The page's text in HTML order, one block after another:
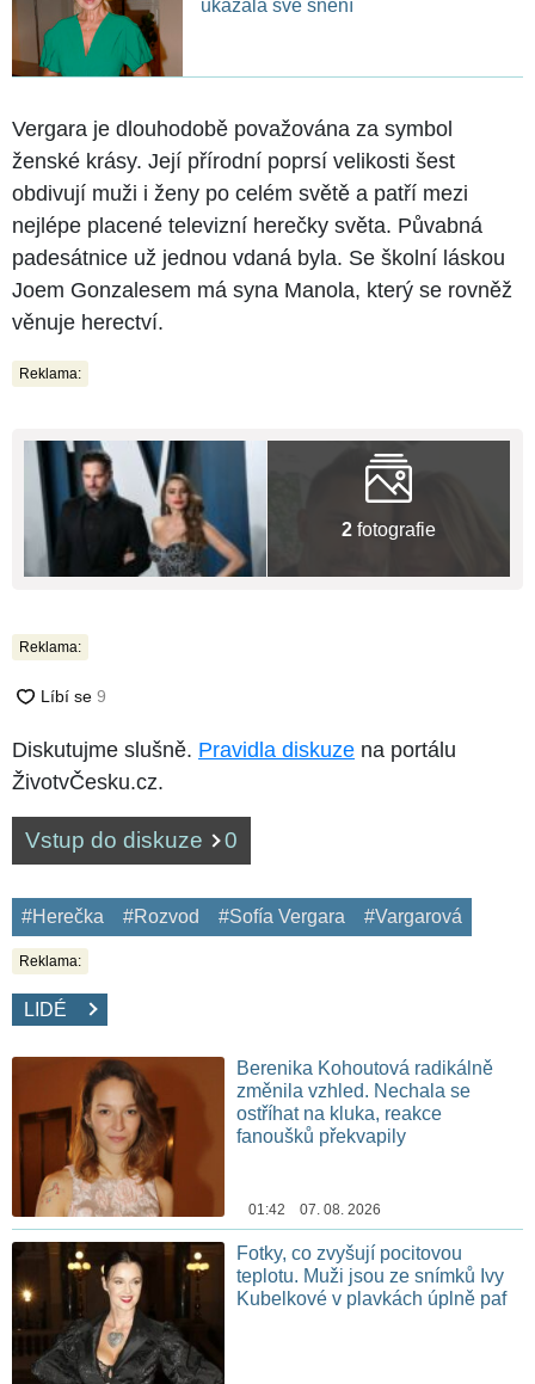
ukázala své snění
Vergara je dlouhodobě považována za symbol
ženské krásy. Její přírodní poprsí velikosti šest
obdivují muži i ženy po celém světě a patří mezi
nejlépe placené televizní herečky světa. Půvabná
padesátnice už jednou vdaná byla. Se školní láskou
Joem Gonzalesem má syna Manola, který se rovněž
věnuje herectví.
Reklama:
2 fotografie
Reklama:
Diskutujme slušně. Pravidla diskuze na portálu
ŽivotvČesku.cz.
Vstup do diskuze 0
#Herečka #Rozvod #Sofía Vergara #Vargarová
Reklama:
LIDÉ
Berenika Kohoutová radikálně
změnila vzhled. Nechala se
ostříhat na kluka, reakce
fanoušků překvapily
01:42 07. 08. 2026
Fotky, co zvyšují pocitovou
teplotu. Muži jsou ze snímků Ivy
Kubelkové v plavkách úplně paf